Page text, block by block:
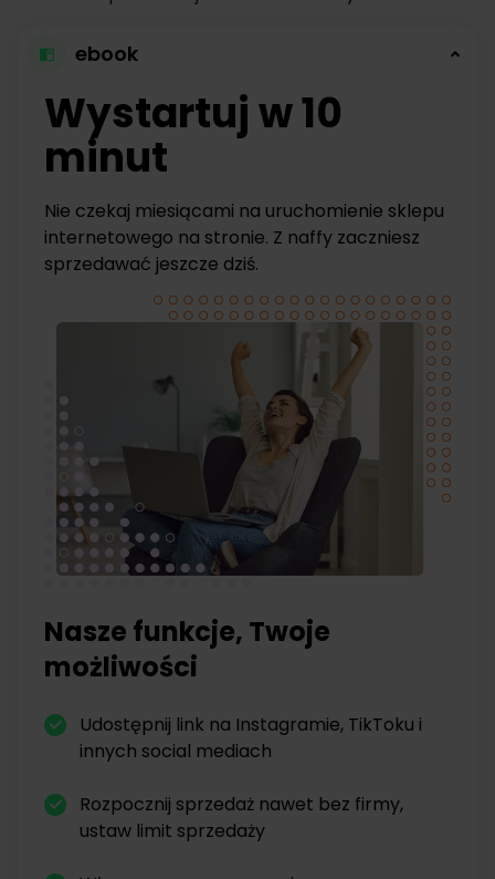
ebook
Wystartuj w 10
minut
Nie czekaj miesiącami na uruchomienie sklepu
internetowego na stronie. Z naffy zaczniesz
sprzedawać jeszcze dziś.
Nasze funkcje, Twoje
możliwości
Udostępnij link na Instagramie, TikToku i
innych social mediach
Rozpocznij sprzedaż nawet bez firmy,
ustaw limit sprzedaży